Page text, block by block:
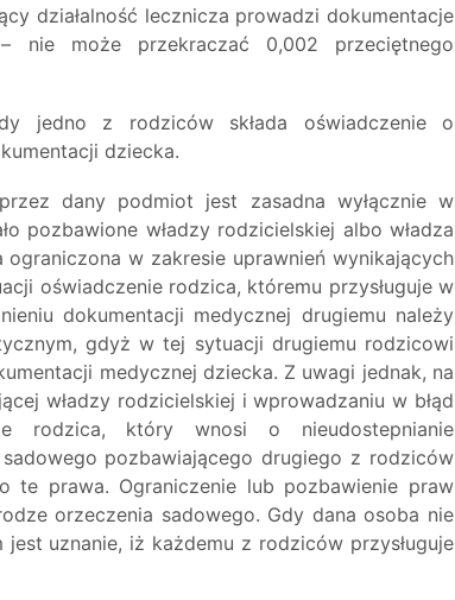
działalność lecznicza prowadzi dokumentacje
nie może przekraczać 0,002 przeciętnego
jedno z rodziców składa oświadczenie o
dziecka.
dany podmiot jest zasadna wyłącznie w
pozbawione władzy rodzicielskiej albo władza
w zakresie uprawnień wynikających
oświadczenie rodzica, któremu przysługuje w
dokumentacji medycznej drugiemu należy
gdyż w tej sytuacji drugiemu rodzicowi
medycznej dziecka. Z uwagi jednak, na
władzy rodzicielskiej i wprowadzaniu w błąd
rodzica, który wnosi o nieudostepnianie
pozbawiającego drugiego z rodziców
te prawa. Ograniczenie lub pozbawienie praw
orzeczenia sadowego. Gdy dana osoba nie
uznanie, iż każdemu z rodziców przysługuje